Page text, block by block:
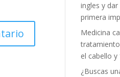
ingles y
primera
Medicina
el cabello
¿Buscas